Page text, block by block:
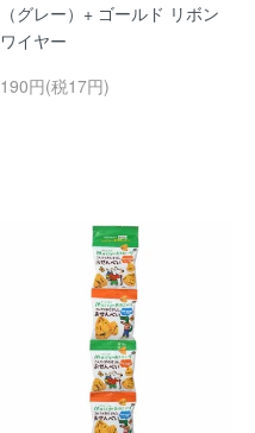
（グレー）+ ゴールド リボン
ワイヤー
190円(税17円)